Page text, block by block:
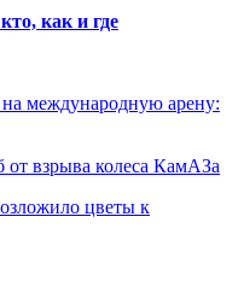
как и где
на международную арену:
взрыва колеса КамАЗа
цветы к